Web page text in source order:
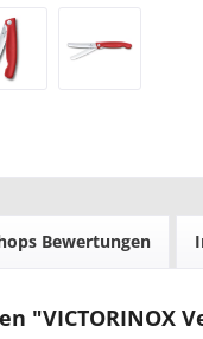
Bewertungen
"VICTORINOX